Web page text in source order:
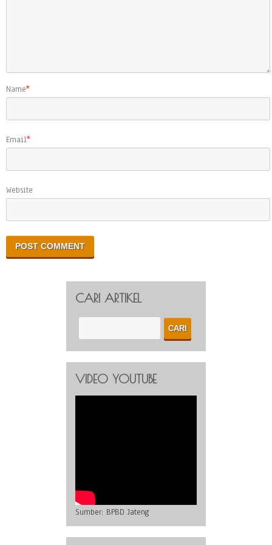
Name*
Email*
Website
CARI ARTIKEL
VIDEO YOUTUBE
Sumber: BPBD Jateng